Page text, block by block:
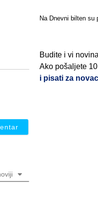
Na Dnevni bilten
Budite i vi
Ako pošaljete
i pisati za